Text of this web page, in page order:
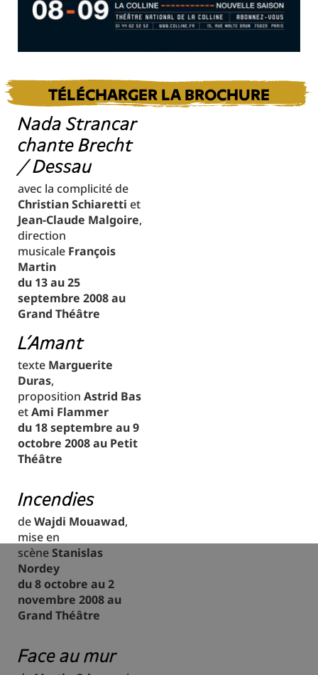
TÉLÉCHARGER LA BROCHURE
Nada Strancar
chante Brecht
/ Dessau
avec la complicité de
Christian Schiaretti et
Jean-Claude Malgoire,
direction
musicale François
Martin
du 13 au 25
septembre 2008 au
Grand Théâtre
L’Amant
texte Marguerite
Duras,
proposition Astrid Bas
etAmi Flammer
du 18 septembre au 9
octobre 2008 au Petit
Théâtre
Incendies
deWajdi Mouawad,
mise en
scèneStanislas
Nordey
du 8 octobre au 2
novembre 2008 au
Grand Théâtre
Face au mur